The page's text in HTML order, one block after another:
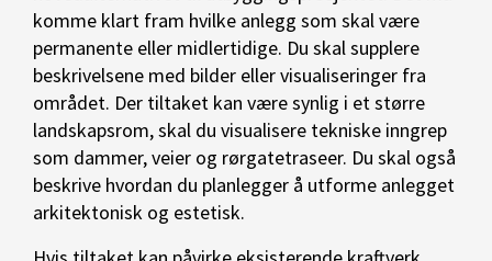
komme klart fram hvilke anlegg som skal være
permanente eller midlertidige. Du skal supplere
beskrivelsene med bilder eller visualiseringer fra
området. Der tiltaket kan være synlig i et større
landskapsrom, skal du visualisere tekniske inngrep
som dammer, veier og rørgatetraseer. Du skal også
beskrive hvordan du planlegger å utforme anlegget
arkitektonisk og estetisk.